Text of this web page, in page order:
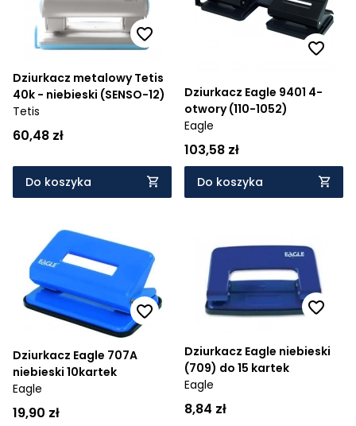
Dziurkacz metalowy Tetis
40k - niebieski (SENSO-12)
Tetis
60,48 zł
Do koszyka
Dziurkacz Eagle 9401 4-
otwory (110-1052)
Eagle
103,58 zł
Do koszyka
Dziurkacz Eagle 707A
niebieski 10kartek
Eagle
19,90 zł
Dziurkacz Eagle niebieski
(709) do 15 kartek
Eagle
8,84 zł